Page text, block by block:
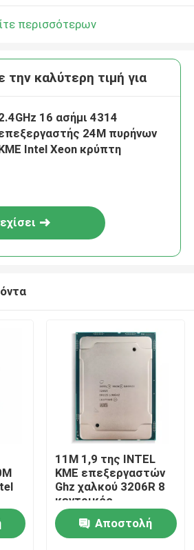
περισσότερων
καλύτερη τιμή για
16 ασήμι 4314
24M πυρήνων
Intel Xeon κρύπτη
11M 1,9 της INTEL
ΚΜΕ επεξεργαστών
Ghz χαλκού 3206R 8
κεντρικός
υπολογιστής ΚΜΕ
της Intel Xeon
πυρήνων
Αποστολή